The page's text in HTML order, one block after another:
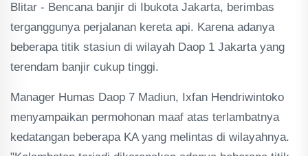
Blitar - Bencana banjir di Ibukota Jakarta, berimbas
terganggunya perjalanan kereta api. Karena adanya
beberapa titik stasiun di wilayah Daop 1 Jakarta yang
terendam banjir cukup tinggi.
Manager Humas Daop 7 Madiun, Ixfan Hendriwintoko
menyampaikan permohonan maaf atas terlambatnya
kedatangan beberapa KA yang melintas di wilayahnya.